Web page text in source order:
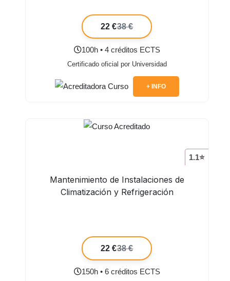
22 €38 €
100h • 4 créditos ECTS
Certificado oficial por Universidad
+ INFO
1.1⭐
Mantenimiento de Instalaciones de
Climatización y Refrigeración
22 €38 €
150h • 6 créditos ECTS